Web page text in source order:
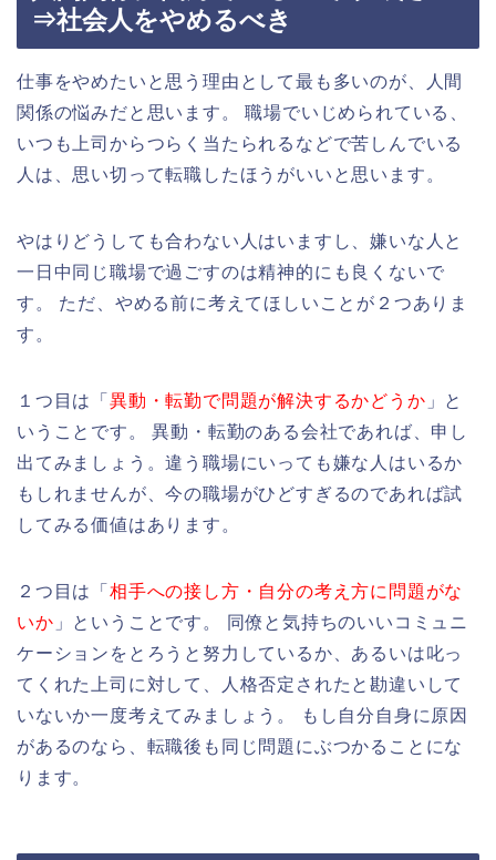
⇒社会人をやめるべき
仕事をやめたいと思う理由として最も多いのが、人間
関係の悩みだと思います。 職場でいじめられている、
いつも上司からつらく当たられるなどで苦しんでいる
人は、思い切って転職したほうがいいと思います。
やはりどうしても合わない人はいますし、嫌いな人と
一日中同じ職場で過ごすのは精神的にも良くないで
す。 ただ、やめる前に考えてほしいことが２つありま
す。
１つ目は「 異動・転勤で問題が解決するかどうか 」と
いうことです。 異動・転勤のある会社であれば、申し
出てみましょう。違う職場にいっても嫌な人はいるか
もしれませんが、今の職場がひどすぎるのであれば試
してみる価値はあります。
２つ目は「 相手への接し方・自分の考え方に問題がな
いか 」ということです。 同僚と気持ちのいいコミュニ
ケーションをとろうと努力しているか、あるいは叱っ
てくれた上司に対して、人格否定されたと勘違いして
いないか一度考えてみましょう。 もし自分自身に原因
があるのなら、転職後も同じ問題にぶつかることにな
ります。